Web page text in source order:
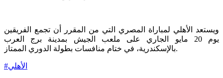
ويستعد الأهلي لمباراة المصري التي من المقرر أن تجمع الفريقين
يوم 20 مايو الجاري على ملعب الجيش بمدينة برج العرب
بالإسكندرية، في ختام منافسات بطولة الدوري الممتاز.
#الأهلي